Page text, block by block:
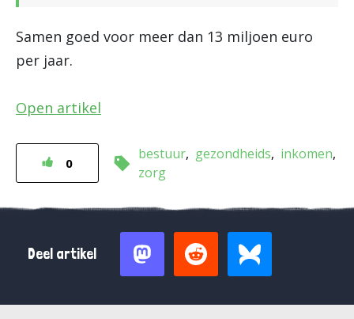
Samen goed voor meer dan 13 miljoen euro
per jaar.
Open artikel
0
bestuur gezondheids
inkomen
zorg
Deel artikel